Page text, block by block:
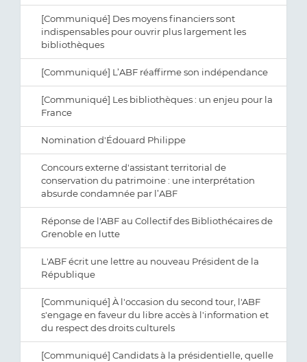
[Communiqué] Des moyens financiers sont
indispensables pour ouvrir plus largement les
bibliothèques
[Communiqué] L’ABF réaffirme son indépendance
[Communiqué] Les bibliothèques : un enjeu pour la
France
Nomination d'Édouard Philippe
Concours externe d'assistant territorial de
conservation du patrimoine : une interprétation
absurde condamnée par l’ABF
Réponse de l'ABF au Collectif des Bibliothécaires de
Grenoble en lutte
L'ABF écrit une lettre au nouveau Président de la
République
[Communiqué] À l'occasion du second tour, l'ABF
s'engage en faveur du libre accès à l'information et
du respect des droits culturels
[Communiqué] Candidats à la présidentielle, quelle